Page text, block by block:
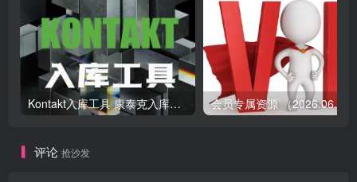
Kontakt入库工具 康泰克入库教程
评论 抢沙发